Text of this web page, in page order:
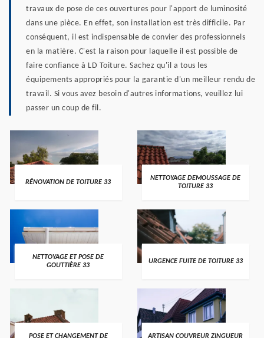
travaux de pose de ces ouvertures pour l'apport de luminosité
dans une pièce. En effet, son installation est très difficile. Par
conséquent, il est indispensable de convier des professionnels
en la matière. C'est la raison pour laquelle il est possible de
faire confiance à LD Toiture. Sachez qu'il a tous les
équipements appropriés pour la garantie d'un meilleur rendu de
travail. Si vous avez besoin d'autres informations, veuillez lui
passer un coup de fil.
RÉNOVATION DE TOITURE 33
NETTOYAGE DEMOUSSAGE DE
TOITURE 33
NETTOYAGE ET POSE DE
GOUTTIÈRE 33
URGENCE FUITE DE TOITURE 33
POSE ET CHANGEMENT DE
ARTISAN COUVREUR ZINGUEUR